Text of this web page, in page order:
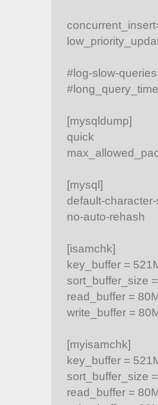
#log-slow-
[mysqldump]
quick
[mysql]
default-
no-auto-rehash
[isamchk]
key_buffer =
sort_buffer_size
read_buffer =
write_buffer =
[myisamchk]
key_buffer =
sort_buffer_size
read_buffer =